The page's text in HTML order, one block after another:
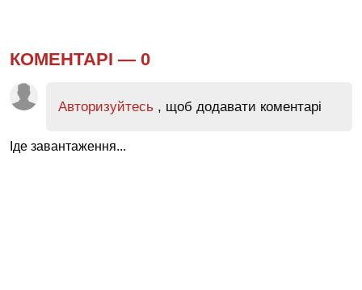
КОМЕНТАРІ — 0
Авторизуйтесь , щоб додавати коментарі
Іде завантаження...